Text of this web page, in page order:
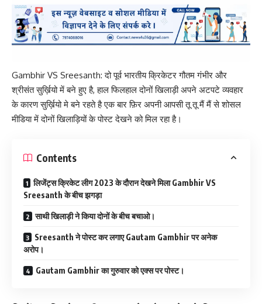
Gambhir VS Sreesanth: दो पूर्व भारतीय क्रिकेटर गौतम गंभीर और
श्रीसंत सुर्ख़ियो में बने हुए है, हाल फिलहाल दोनों खिलाड़ी अपने अटपटे व्यवहार
के कारण सुर्ख़ियो मे बने रहते है एक बार फ़िर अपनी आपसी तू तू मैं मैं से शोसल
मीडिया में दोनों खिलाड़ियों के पोस्ट देखने को मिल रहा है।
Contents
लिजेंट्स क्रिकेट लीग 2023 के दौरान देखने मिला Gambhir VS
Sreesanth के बीच झगड़ा
साथी खिलाड़ी ने किया दोनों के बीच बचाओ।
Sreesanth ने पोस्ट कर लगाए Gautam Gambhir पर अनेक
अरोप।
Gautam Gambhir का गुरुवार को एक्स पर पोस्ट।